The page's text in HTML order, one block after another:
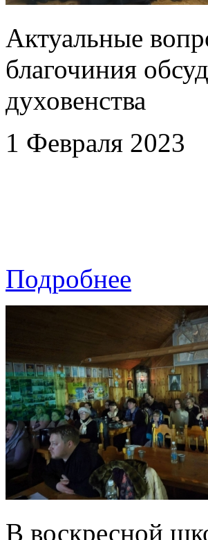
Актуальные
благочиния
духовенства
1 Февраля 2023
Подробнее
В воскресной